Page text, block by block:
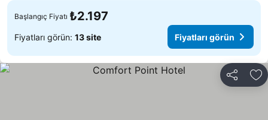
Başlangıç Fiyatı ₺2.197
Fiyatları görün: 13 site Fiyatları görün
Paylaş